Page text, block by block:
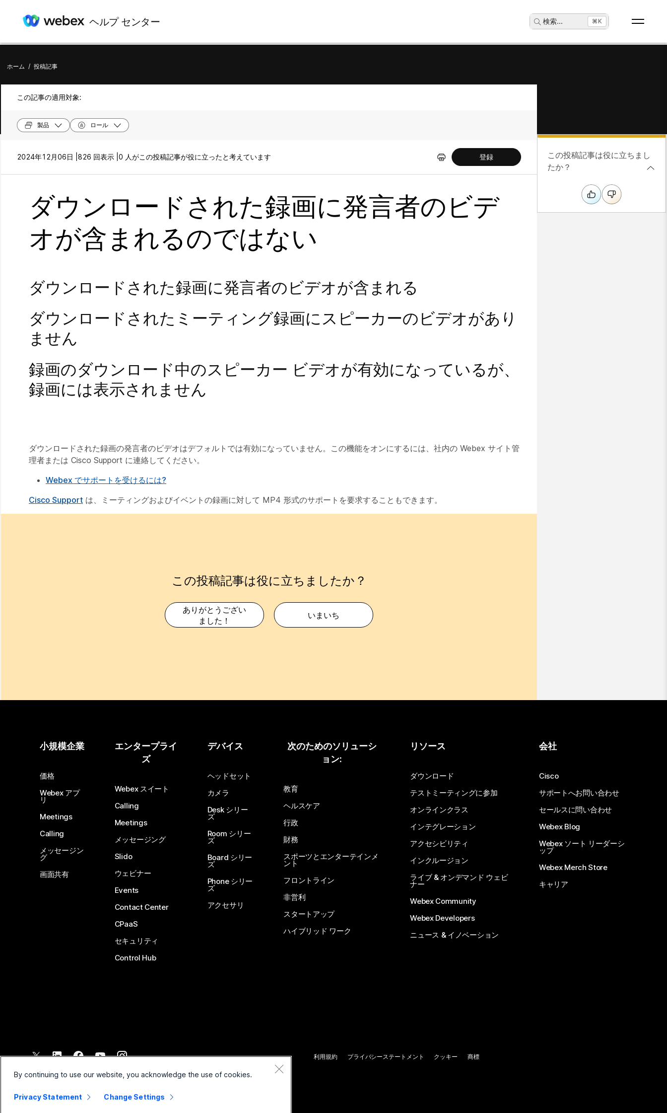
ヘルプ センター 検索... ⌘K
ホーム / 投稿記事
この記事の適用対象:
製品 ロール
2024年12月06日 | 826 回表示 | 0 人がこの投稿記事が役に立ったと考えています 登録
ダウンロードされた録画に発言者のビデ
オが含まれるのではない
ダウンロードされた録画に発言者のビデオが含まれる
ダウンロードされたミーティング録画にスピーカーのビデオがあり
ません
録画のダウンロード中のスピーカー ビデオが有効になっているが、
録画には表示されません
ダウンロードされた録画の発言者のビデオはデフォルトでは有効になっていません。この機能をオンにするには、社内の Webex サイト管
理者または Cisco Support に連絡してください。
Webex でサポートを受けるには?
Cisco Support は、ミーティングおよびイベントの録画に対して MP4 形式のサポートを要求することもできます。
この投稿記事は役に立ちましたか？
ありがとうござい
ました！
いまいち
この投稿記事は役に立ちまし
たか？
小規模企業
価格
Webex アプ
リ
Meetings
Calling
メッセージン
グ
画面共有
エンタープライ
ズ
Webex スイート
Calling
Meetings
メッセージング
Slido
ウェビナー
Events
Contact Center
CPaaS
セキュリティ
Control Hub
デバイス
ヘッドセット
カメラ
Desk シリー
ズ
Room シリー
ズ
Board シリー
ズ
Phone シリー
ズ
アクセサリ
次のためのソリューシ
ョン:
教育
ヘルスケア
行政
財務
スポーツとエンターテインメ
ント
フロントライン
非営利
スタートアップ
ハイブリッド ワーク
リソース
ダウンロード
テストミーティングに参加
オンラインクラス
インテグレーション
アクセシビリティ
インクルージョン
ライブ & オンデマンド ウェビ
ナー
Webex Community
Webex Developers
ニュース & イノベーション
会社
Cisco
サポートへお問い合わせ
セールスに問い合わせ
Webex Blog
Webex ソート リーダーシ
ップ
Webex Merch Store
キャリア
2026 Cisco and/or its affiliates. All rights reserved.
利用規約 プライバシーステートメント クッキー 商標
By continuing to use our website, you acknowledge the use of cookies.
Privacy Statement Change Settings